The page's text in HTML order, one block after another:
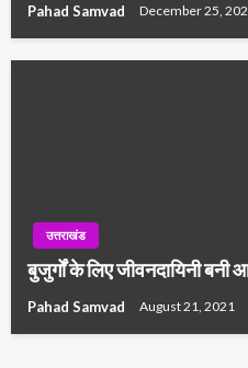
Pahad Samvad December 25,
उत्तराखंड
बुजुर्गों के लिए जीवनदायिनी बनी
Pahad Samvad August 21, 2021